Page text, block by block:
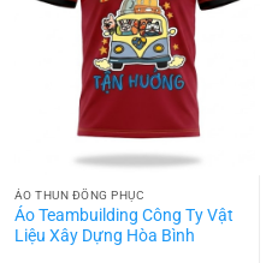
ÁO THUN ĐỒNG PHỤC
Áo Teambuilding Công Ty Vật
Liệu Xây Dựng Hòa Bình